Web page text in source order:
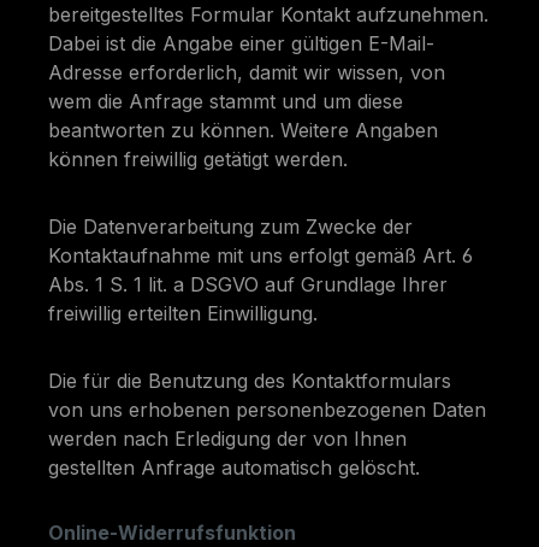
bereitgestelltes Formular Kontakt aufzunehmen.
Dabei ist die Angabe einer gültigen E-Mail-
Adresse erforderlich, damit wir wissen, von
wem die Anfrage stammt und um diese
beantworten zu können. Weitere Angaben
können freiwillig getätigt werden.
Die Datenverarbeitung zum Zwecke der
Kontaktaufnahme mit uns erfolgt gemäß Art. 6
Abs. 1 S. 1 lit. a DSGVO auf Grundlage Ihrer
freiwillig erteilten Einwilligung.
Die für die Benutzung des Kontaktformulars
von uns erhobenen personenbezogenen Daten
werden nach Erledigung der von Ihnen
gestellten Anfrage automatisch gelöscht.
Online-Widerrufsfunktion